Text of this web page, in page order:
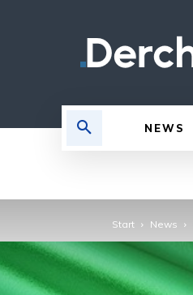
NEWS
Start News